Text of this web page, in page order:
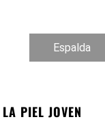
Espalda
PIEL JOVEN